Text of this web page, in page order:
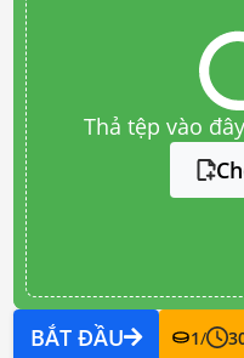
Thả tệp vào
BẮT ĐẦU 1/